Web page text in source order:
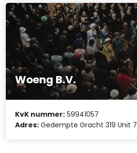
Woeng B.V.
KvK nummer: 59941057
Adres: Gedempte Gracht 319 Unit 7